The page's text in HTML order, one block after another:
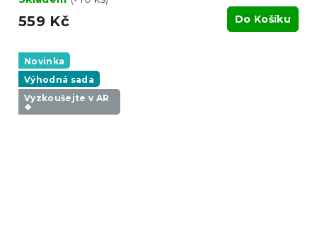
559 Kč Do Košíku
Novinka
Výhodná sada
Vyzkoušejte v AR
❖